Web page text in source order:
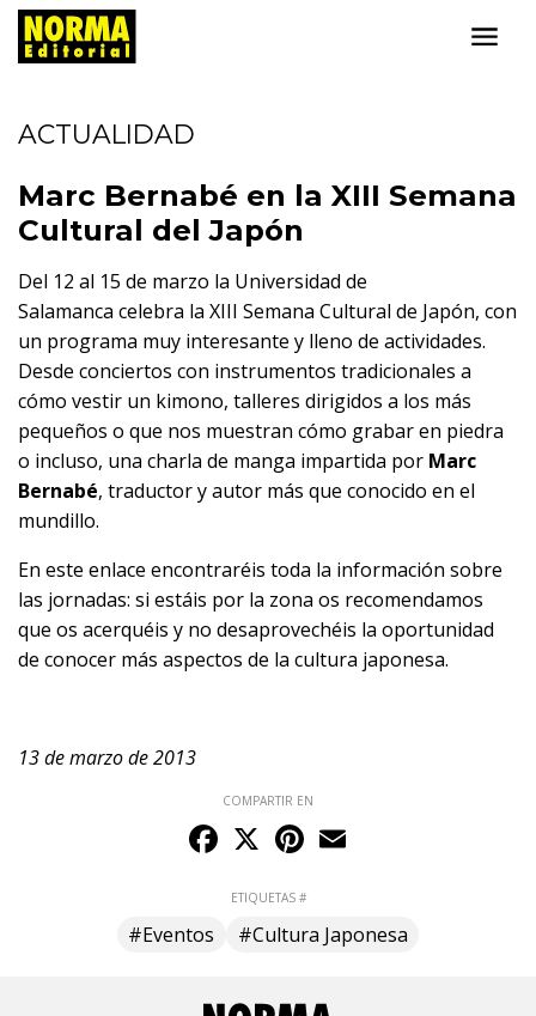
ACTUALIDAD
Marc Bernabé en la XIII Semana
Cultural del Japón
Del 12 al 15 de marzo la Universidad de
Salamanca celebra la XIII Semana Cultural de Japón, con
un programa muy interesante y lleno de actividades.
Desde conciertos con instrumentos tradicionales a
cómo vestir un kimono, talleres dirigidos a los más
pequeños o que nos muestran cómo grabar en piedra
o incluso, una charla de manga impartida por Marc
Bernabé, traductor y autor más que conocido en el
mundillo.
En este enlace encontraréis toda la información sobre
las jornadas: si estáis por la zona os recomendamos
que os acerquéis y no desaprovechéis la oportunidad
de conocer más aspectos de la cultura japonesa.
13 de marzo de 2013
COMPARTIR EN
Facebook
X Pinterest
ETIQUETAS #
#Eventos #Cultura Japonesa